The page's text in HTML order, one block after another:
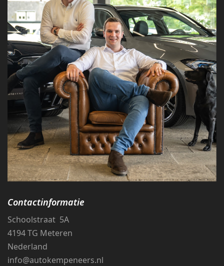
Contactinformatie
Schoolstraat 5A
4194 TG Meteren
Nederland
info@autokempeneers.nl